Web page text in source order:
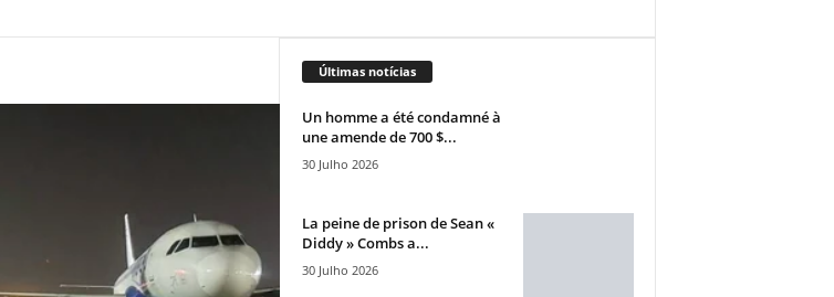
Últimas notícias
Un homme a été condamné à
une amende de 700 $...
30 Julho 2026
La peine de prison de Sean «
Diddy » Combs a...
30 Julho 2026